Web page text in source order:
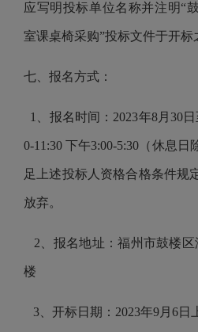
应写明投标单位名称并注明“
室课桌椅采购”投标文件于开标
七 、报名方式：
1、报名时间： 2023年8月 30
0-11:30 下午3:00-5:30（休息
足上述投标人资格合格条件规
放弃。
2、报名地址：福州市鼓楼区
楼
3、开标日期： 2023年9月 6日